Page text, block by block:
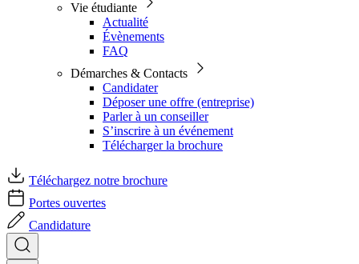
Vie étudiante
Actualité
Évènements
FAQ
Démarches & Contacts
Candidater
Déposer une offre (entreprise)
Parler à un conseiller
S’inscrire à un événement
Télécharger la brochure
Téléchargez notre brochure
Portes ouvertes
Candidature